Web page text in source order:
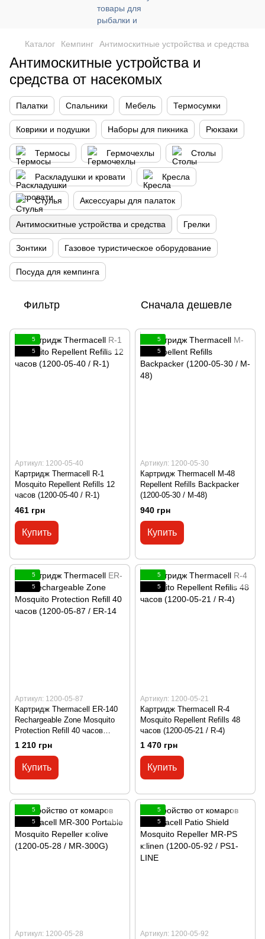
Каталог Кемпинг Антимоскитные устройства и средства
Антимоскитные устройства и
средства от насекомых
Палатки Спальники Мебель Термосумки
Коврики и подушки Наборы для пикника Рюкзаки
Термосы Гермочехлы Столы
Раскладушки и кровати Кресла
Стулья Аксессуары для палаток
Антимоскитные устройства и средства Грелки
Зонтики Газовое туристическое оборудование
Посуда для кемпинга
Фильтр Сначала дешевле
5
5
Артикул: 1200-05-40
Картридж Thermacell R-1
Mosquito Repellent Refills 12
часов (1200-05-40 / R-1)
461 грн
Купить
5
5
Артикул: 1200-05-30
Картридж Thermacell M-48
Repellent Refills Backpacker
(1200-05-30 / M-48)
940 грн
Купить
5
5
Артикул: 1200-05-87
Картридж Thermacell ER-140
Rechargeable Zone Mosquito
Protection Refill 40 часов
(1200-05-87 / ER-14
1 210 грн
Купить
5
5
Артикул: 1200-05-21
Картридж Thermacell R-4
Mosquito Repellent Refills 48
часов (1200-05-21 / R-4)
1 470 грн
Купить
5
5
Артикул: 1200-05-28
5
5
Артикул: 1200-05-92